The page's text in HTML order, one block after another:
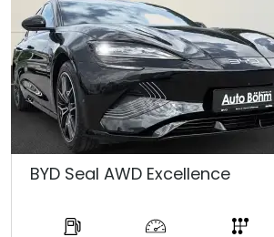
BYD Seal AWD Excellence